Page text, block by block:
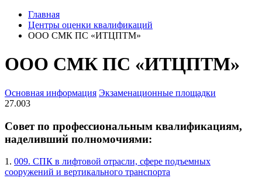
Главная
Центры оценки квалификаций
ООО СМК ПС «ИТЦПТМ»
ООО СМК ПС «ИТЦПТМ»
Основная информация Экзаменационные площадки
27.003
Совет по профессиональным квалификациям,
наделивший полномочиями:
1. 009. СПК в лифтовой отрасли, сфере подъемных
сооружений и вертикального транспорта